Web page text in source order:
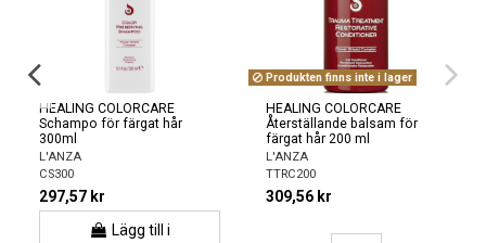
HEALING COLORCARE
Schampo för färgat hår
300ml
L'ANZA
CS300
297,57 kr
Lägg till i
Produkten finns inte i lager
HEALING COLORCARE
Återställande balsam för
färgat hår 200 ml
L'ANZA
TTRC200
309,56 kr